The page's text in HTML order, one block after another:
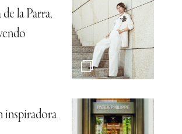
la Parra,
inspiradora